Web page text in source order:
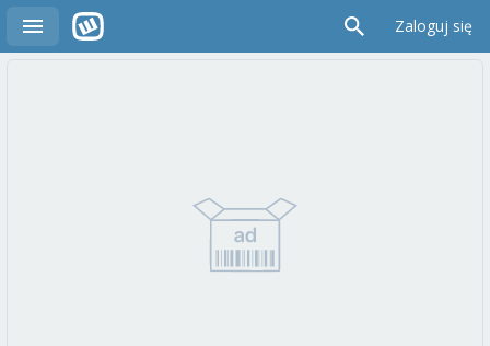
Zaloguj się